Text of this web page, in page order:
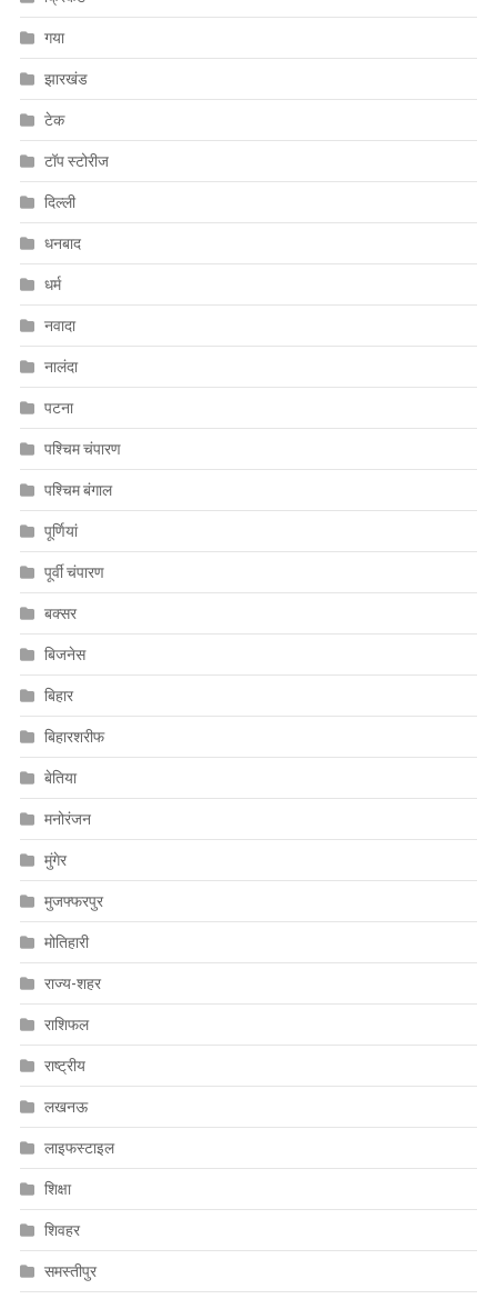
गया
झारखंड
टेक
टॉप स्टोरीज
दिल्ली
धनबाद
धर्म
नवादा
नालंदा
पटना
पश्चिम चंपारण
पश्चिम बंगाल
पूर्णियां
पूर्वी चंपारण
बक्सर
बिजनेस
बिहार
बिहारशरीफ
बेतिया
मनोरंजन
मुंगेर
मुजफ्फरपुर
मोतिहारी
राज्य-शहर
राशिफल
राष्ट्रीय
लखनऊ
लाइफस्टाइल
शिक्षा
शिवहर
समस्तीपुर